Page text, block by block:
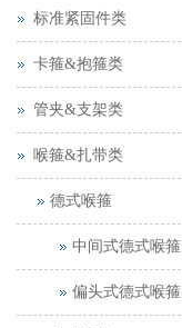
标准紧固件类
卡箍&抱箍类
管夹&支架类
喉箍&扎带类
德式喉箍
中间式德式喉箍
偏头式德式喉箍